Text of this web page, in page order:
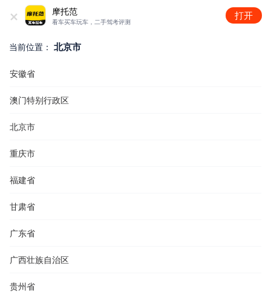
+ 摩托范
看车买车玩车，二手驾考评测
打开
当前位置： 北京市
安徽省
澳门特别行政区
北京市
重庆市
福建省
甘肃省
广东省
广西壮族自治区
贵州省